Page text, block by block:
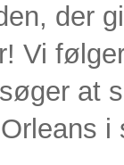
der
Vi
at
i